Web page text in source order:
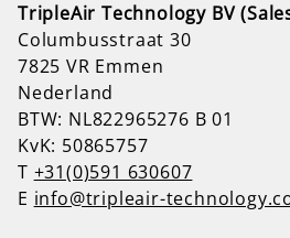
TripleAir Technology BV
Columbusstraat 30
7825 VR Emmen
Nederland
BTW: NL822965276 B 01
KvK: 50865757
T +31(0)591 630607
E info@tripleair-